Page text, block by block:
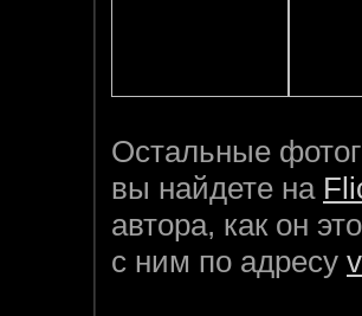
Остальные
вы найдете на
автора, как он
с ним по адресу